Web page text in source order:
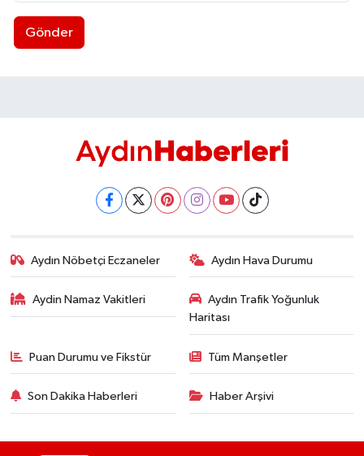
Gönder
Aydın Nöbetçi Eczaneler Aydın Hava Durumu
Aydin Namaz Vakitleri
Aydın Trafik Yoğunluk
Haritası
Puan Durumu ve Fikstür Tüm Manşetler
Son Dakika Haberleri Haber Arşivi